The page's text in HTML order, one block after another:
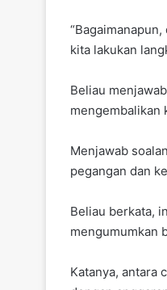
kita lakukan
Beliau
mengembalikan
Menjawab
pegangan dan
Beliau berkata,
mengumumkan
Katanya, antara